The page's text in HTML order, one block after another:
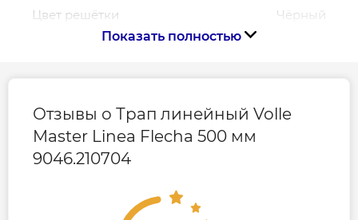
Цвет решётки Чёрный
Габариты, размеры, вес
Длина, мм
Гарантия
Показать полностью
Отзывы о Трап линейный Volle
Master Linea Flecha 500 мм
9046.210704